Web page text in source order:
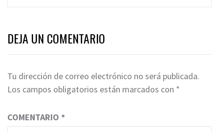
DEJA UN COMENTARIO
Tu dirección de correo electrónico no será publicada.
Los campos obligatorios están marcados con *
COMENTARIO *